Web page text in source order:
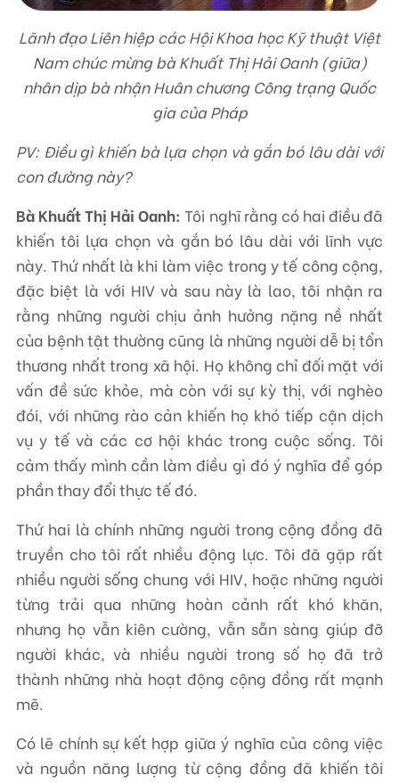
Lãnh đạo Liên hiệp các Hội Khoa học Kỹ thuật Việt
Nam chúc mừng bà Khuất Thị Hải Oanh (giữa)
nhân dịp bà nhận Huân chương Công trạng Quốc
gia của Pháp
PV: Điều gì khiến bà lựa chọn và gắn bó lâu dài với
con đường này?
Bà Khuất Thị Hải Oanh:Tôi nghĩ rằng có hai điều đã
khiến tôi lựa chọn và gắn bó lâu dài với lĩnh vực
này. Thứ nhất là khi làm việc trong y tế công cộng,
đặc biệt là với HIV và sau này là lao, tôi nhận ra
rằng những người chịu ảnh hưởng nặng nề nhất
của bệnh tật thường cũng là những người dễ bị tổn
thương nhất trong xã hội. Họ không chỉ đối mặt với
vấn đề sức khỏe, mà còn với sự kỳ thị, với nghèo
đói, với những rào cản khiến họ khó tiếp cận dịch
vụ y tế và các cơ hội khác trong cuộc sống. Tôi
cảm thấy mình cần làm điều gì đó ý nghĩa để góp
phần thay đổi thực tế đó.
Thứ hai là chính những người trong cộng đồng đã
truyền cho tôi rất nhiều động lực. Tôi đã gặp rất
nhiều người sống chung với HIV, hoặc những người
từng trải qua những hoàn cảnh rất khó khăn,
nhưng họ vẫn kiên cường, vẫn sẵn sàng giúp đỡ
người khác, và nhiều người trong số họ đã trở
thành những nhà hoạt động cộng đồng rất mạnh
mẽ.
Có lẽ chính sự kết hợp giữa ý nghĩa của công việc
và nguồn năng lượng từ cộng đồng đã khiến tôi